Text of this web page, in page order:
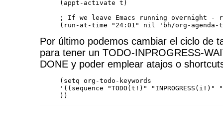
(appt-activate t)
; If we leave Emacs running overnight -
(run-at-time "24:01" nil 'bh/org-agenda-
Por último podemos cambiar el ciclo de
para tener un TODO-INPROGRESS-
DONE y poder emplear atajos o
(setq org-todo-keywords
'((sequence "TODO(t!)"
))